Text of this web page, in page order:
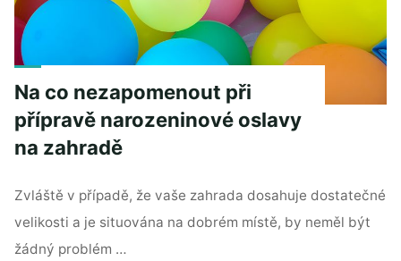
Na co nezapomenout při
přípravě narozeninové oslavy
na zahradě
Zvláště v případě, že vaše zahrada dosahuje dostatečné
velikosti a je situována na dobrém místě, by neměl být
žádný problém …